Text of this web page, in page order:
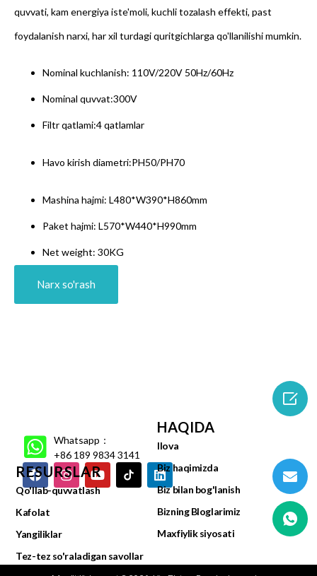
quvvati, kam energiya iste'moli, kuchli tozalash effekti, past
foydalanish narxi, har xil turdagi quritgichlarga qo'llanilishi mumkin.
Nominal kuchlanish: 110V/220V 50Hz/60Hz
Nominal quvvat:300V
Filtr qatlami:4 qatlamlar
Havo kirish diametri:PH50/PH70
Mashina hajmi: L480*W390*H860mm
Paket hajmi: L570*W440*H990mm
Net weight: 30KG
Narx so'rash
Whatsapp：
+86 189 9834 3141
RESURSLAR
Qo'llab-quvvatlash
Kafolat
Yangiliklar
Tez-tez so'raladigan savollar
HAQIDA
Ilova
Biz haqimizda
Biz bilan bog'lanish
Bizning Bloglarimiz
Maxfiylik siyosati
